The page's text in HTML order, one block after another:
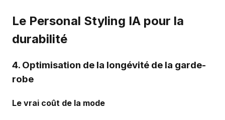
Le Personal Styling IA pour la
durabilité
4. Optimisation de la longévité de la garde-
robe
Le vrai coût de la mode